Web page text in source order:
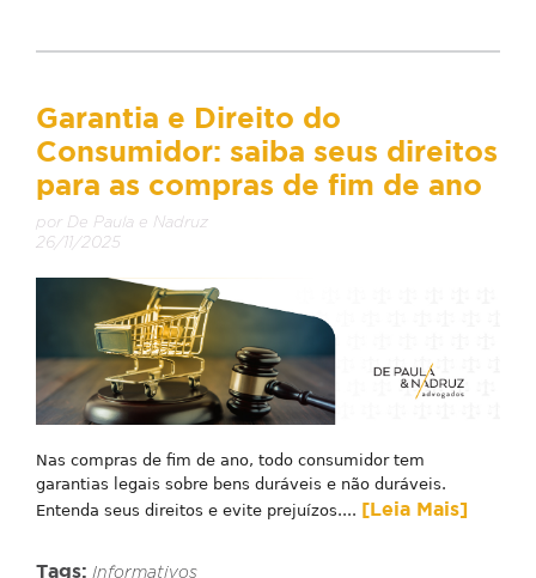
Garantia e Direito do
Consumidor: saiba seus direitos
para as compras de fim de ano
por De Paula e Nadruz
26/11/2025
Nas compras de fim de ano, todo consumidor tem
garantias legais sobre bens duráveis e não duráveis.
Entenda seus direitos e evite prejuízos.... [Leia Mais]
Tags: Informativos